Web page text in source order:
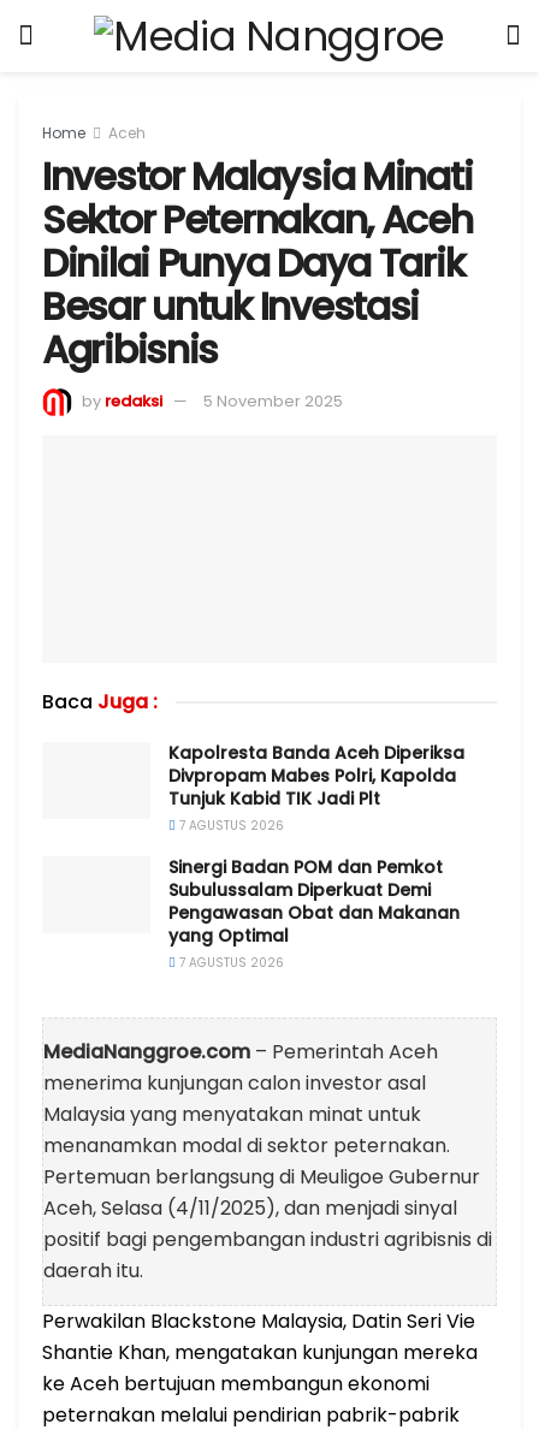
Home Aceh
Investor Malaysia Minati
Sektor Peternakan, Aceh
Dinilai Punya Daya Tarik
Besar untuk Investasi
Agribisnis
by redaksi 5 November 2025
Baca Juga :
Kapolresta Banda Aceh Diperiksa
Divpropam Mabes Polri, Kapolda
Tunjuk Kabid TIK Jadi Plt
7 AGUSTUS 2026
Sinergi Badan POM dan Pemkot
Subulussalam Diperkuat Demi
Pengawasan Obat dan Makanan
yang Optimal
7 AGUSTUS 2026
MediaNanggroe.com – Pemerintah Aceh
menerima kunjungan calon investor asal
Malaysia yang menyatakan minat untuk
menanamkan modal di sektor peternakan.
Pertemuan berlangsung di Meuligoe Gubernur
Aceh, Selasa (4/11/2025), dan menjadi sinyal
positif bagi pengembangan industri agribisnis di
daerah itu.
Perwakilan Blackstone Malaysia, Datin Seri Vie
Shantie Khan, mengatakan kunjungan mereka
ke Aceh bertujuan membangun ekonomi
peternakan melalui pendirian pabrik-pabrik